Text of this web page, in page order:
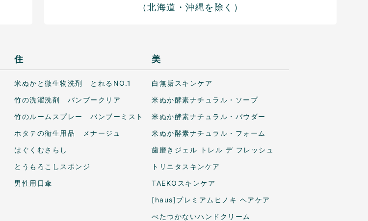
（北海道・沖縄を除く）
住
米ぬかと微生物洗剤 とれるNO.1
竹の洗濯洗剤 バンブークリア
竹のルームスプレー バンブーミスト
ホタテの衛生用品 メナージュ
はぐくむさらし
とうもろこしスポンジ
男性用日傘
美
白無垢スキンケア
米ぬか酵素ナチュラル・ソープ
米ぬか酵素ナチュラル・パウダー
米ぬか酵素ナチュラル・フォーム
歯磨きジェル トレル デ フレッシュ
トリニタスキンケア
TAEKOスキンケア
[haus]プレミアムヒノキ ヘアケア
べたつかないハンドクリーム